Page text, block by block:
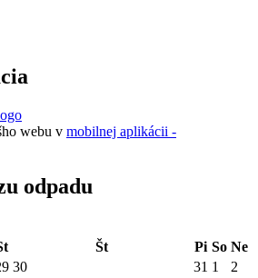
webu v mobilnej aplikácii -
odpadu
Št Pi So Ne
30 31 1 2